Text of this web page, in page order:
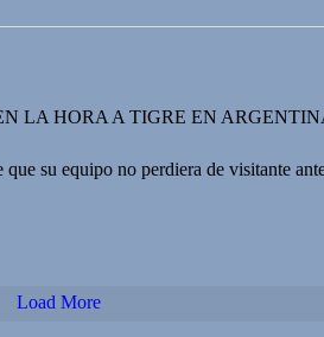
LA HORA A TIGRE EN
su equipo no perdiera de visitante
Load More